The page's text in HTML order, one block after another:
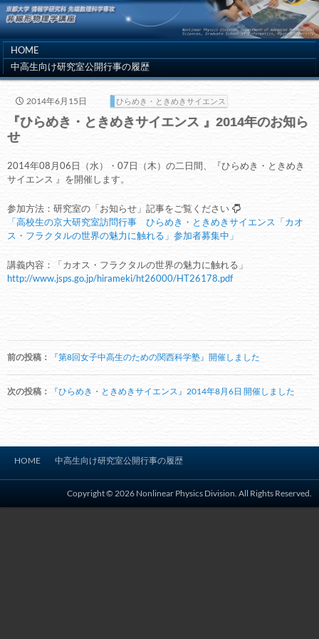
HOME
中高生向け研究室公開行事の履歴
2014年6月15日 ひらめき・ときめきサイエンス
『ひらめき・ときめきサイエンス 』2014年のお知ら
せ
2014年08月06日（水）・07日（木）の二日間、『ひらめき・ときめき
サイエンス 』を開催します。
参加方法：研究室の「お知らせ」記事をご覧ください
「高校生の京大研究室訪問行事 ひらめき・ときめきサイエンス「カオ
ス・フラクタルの世界の魅力に触れる」参加者募集中」
講義内容：「カオス・フラクタルの世界の魅力に触れる」
http://www.jsps.go.jp/hirameki/ht26000/HT26178.pdf
ナ
ビ
ー
シ
ョ
前の投稿： 『第8回女子中高生のための関西科学塾』開催しました
次の投稿： 『ひらめき・ときめきサイエンス』2014年8月6日 開催しました
HOME 中高生向け研究室公開行事の履歴
Copyright © 2026 Nonlinear Physics Division. All Rights Reserved.